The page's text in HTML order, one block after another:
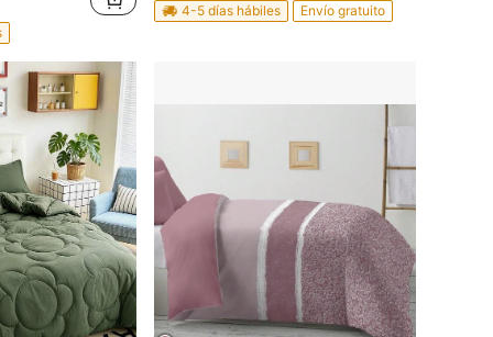
4-5 días hábiles Envío gratuito